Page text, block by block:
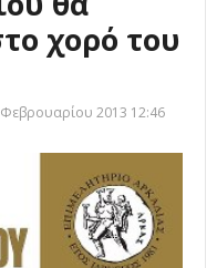
χορό του
2013 12:46